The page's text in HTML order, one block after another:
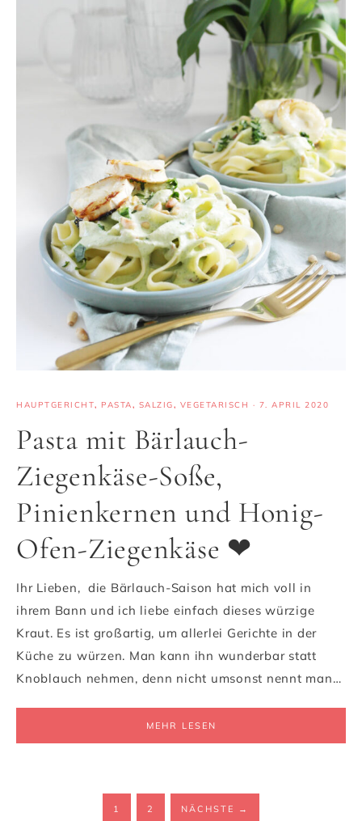
HAUPTGERICHT, PASTA, SALZIG, VEGETARISCH · 7. APRIL 2020
Pasta mit Bärlauch-
Ziegenkäse-Soße,
Pinienkernen und Honig-
Ofen-Ziegenkäse ❤
Ihr Lieben, die Bärlauch-Saison hat mich voll in
ihrem Bann und ich liebe einfach dieses würzige
Kraut. Es ist großartig, um allerlei Gerichte in der
Küche zu würzen. Man kann ihn wunderbar statt
Knoblauch nehmen, denn nicht umsonst nennt man…
MEHR LESEN
1 2 NÄCHSTE →